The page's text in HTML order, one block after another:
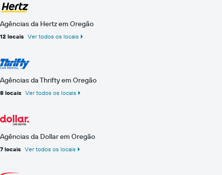
Agências da Hertz em Oregão
12 locais Ver todos os locais
Agências da Thrifty em Oregão
8 locais Ver todos os locais
Agências da Dollar em Oregão
7 locais Ver todos os locais